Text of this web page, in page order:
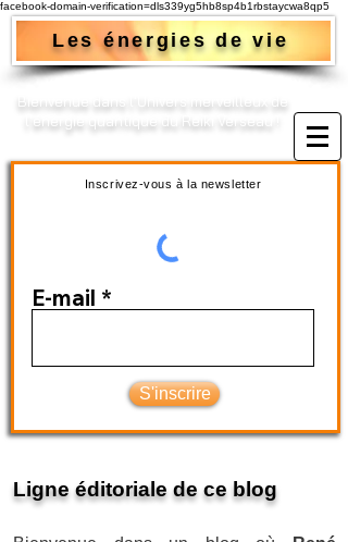
facebook-domain-verification=dls339yg5hb8sp4b1rbstaycwa8qp5
Les énergies de vie
Bienvenue dans l'Univers merveilleux de
l'énergie quantique du Reiki Verseau !​
Inscrivez-vous à la newsletter
E-mail
S'inscrire
Ligne éditoriale de ce blog